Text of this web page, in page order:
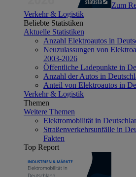
Zum
Verkehr & Logistik
Beliebte Statistiken
Aktuelle Statistiken
Anzahl Elektroautos in
Neuzulassungen von
2003-2026
Öffentliche Ladepunkte in
Anzahl der Autos in
Anteil von Elektroautos in
Verkehr & Logistik
Themen
Weitere Themen
Elektromobilität in
Straßenverkehrsunfälle in
Fakten
Top Report